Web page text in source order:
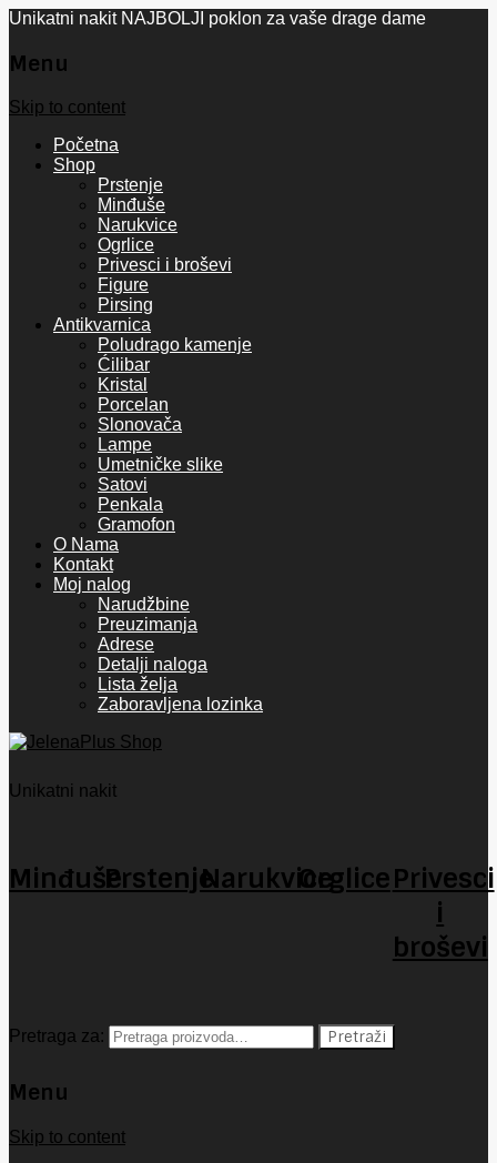
Unikatni nakit NAJBOLJI poklon za vaše drage dame
Menu
Skip to content
Početna
Shop
Prstenje
Minđuše
Narukvice
Ogrlice
Privesci i broševi
Figure
Pirsing
Antikvarnica
Poludrago kamenje
Ćilibar
Kristal
Porcelan
Slonovača
Lampe
Umetničke slike
Satovi
Penkala
Gramofon
O Nama
Kontakt
Moj nalog
Narudžbine
Preuzimanja
Adrese
Detalji naloga
Lista želja
Zaboravljena lozinka
Unikatni nakit
MinđušePrstenjeNarukviceOrglicePrivesci
i
broševi
Pretraga za: Pretraži
Menu
Skip to content